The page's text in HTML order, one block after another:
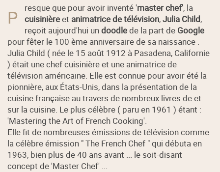
P resque que pour avoir inventé 'master chef', la
cuisinièreet animatrice de télévision,Julia Child,
reçoit aujourd'hui undoodlede la part de Google
pour fêter le 100 ème anniversaire de sa naissance .
Julia Child ( née le 15 août 1912 à Pasadena, Californie
) était une chef cuisinière et une animatrice de
télévision américaine. Elle est connue pour avoir été la
pionnière, aux États-Unis, dans la présentation de la
cuisine française au travers de nombreux livres de et
sur la cuisine. Le plus célèbre ( paru en 1961 ) étant :
'Mastering the Art of French Cooking'.
Elle fit de nombreuses émissions de télévision comme
la célèbre émission " The French Chef " qui débuta en
1963, bien plus de 40 ans avant ... le soit-disant
concept de 'Master Chef' ...